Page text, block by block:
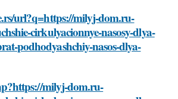
url?q=https://milyj-dom.ru-
cirkulyacionnye-nasosy-dlya-
podhodyashchiy-nasos-dlya-
milyj-dom.ru-